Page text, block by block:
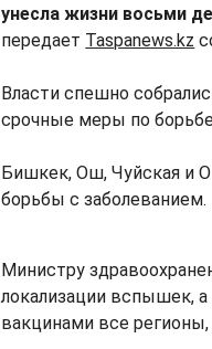
унесла жизни восьми
передает Taspanews.kz
Власти спешно
срочные меры по
Бишкек, Ош, Чуйская и
борьбы с заболеванием.
Министру
локализации вспышек,
вакцинами все